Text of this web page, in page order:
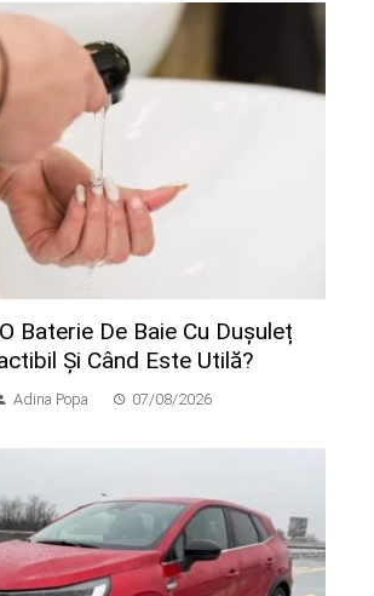
Baterie De Baie Cu Dușuleț
Și Când Este Utilă?
Adina Popa 07/08/2026